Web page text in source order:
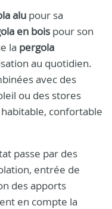
alu pour sa
en bois pour son
la pergola
au quotidien.
avec des
ou des stores
confortable
passe par des
entrée de
des apports
en compte la